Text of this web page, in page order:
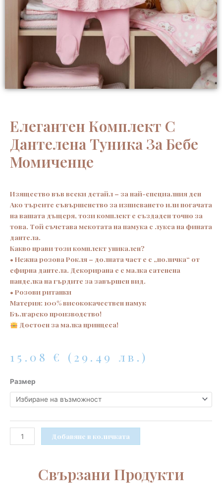
Елегантен Комплект С
Дантелена Туника За Бебе
Момиченце
Изящество във всеки детайл – за най-специалния ден
Ако търсите съвършенство за изписването или погачата
на вашата дъщеря, този комплект е създаден точно за
това. Той съчетава мекотата на памука с лукса на фината
дантела.
Какво прави този комплект уникален?
• Нежна розова Рокля – долната част е с „поличка“ от
ефирна дантела. Декорирана е с малка сатенена
панделка на гърдите за завършен вид.
• Розови ританки
Материя: 100% висококачествен памук
Българско производство!
Достоен за малка принцеса!
15.08€ (29.49 лв.)
Размер
количество
за
Елегантен
с
дантелена
туника
момиченце
Добавяне в количката
Свързани Продукти